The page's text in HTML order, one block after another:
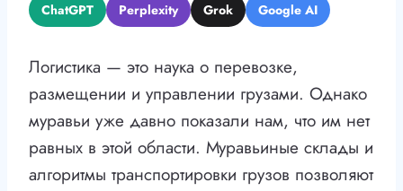
ChatGPT Perplexity Grok Google AI
Логистика — это наука о перевозке,
размещении и управлении грузами. Однако
муравьи уже давно показали нам, что им нет
равных в этой области. Муравьиные склады и
алгоритмы транспортировки грузов позволяют